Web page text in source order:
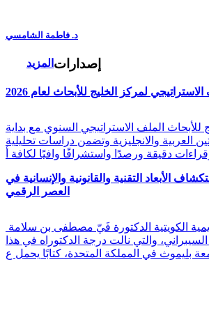
د. فاطمة الشامسي
المزيد إصدارات
الاستراتيجي لمركز الخليج للأبحاث لعام 2026
الملف الاستراتيجي السنوي مع بداية
باللغتين العربية والانجليزية وتضمن دراسات تحليلية
دقيقة ورصدًا واستشرافًا وافيًا لكافة أ
الأبعاد التقنية والقانونية والإنسانية في
العصر الرقمي
والتي نالت درجة الدكتوراه في هذا
بليموث في المملكة المتحدة، كتابًا يحمل ع